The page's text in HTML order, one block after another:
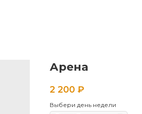
Арена
2 200 ₽
Выбери день недели